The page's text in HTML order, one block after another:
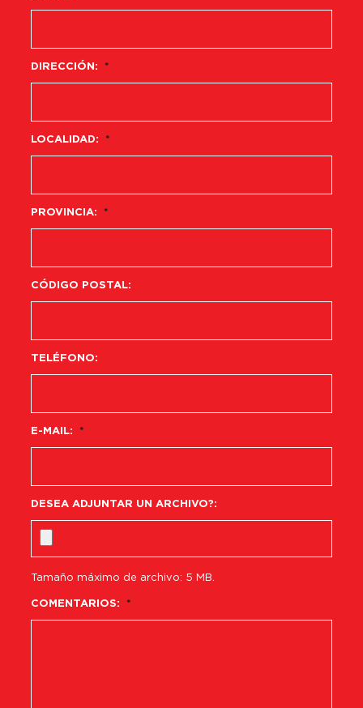
DIRECCIÓN: *
LOCALIDAD: *
PROVINCIA: *
CÓDIGO POSTAL:
TELÉFONO:
E-MAIL: *
DESEA ADJUNTAR UN ARCHIVO?:
Tamaño máximo de archivo: 5 MB.
COMENTARIOS: *